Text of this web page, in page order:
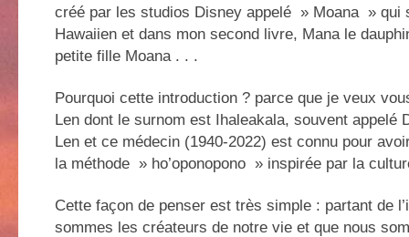
créé par les studios Disney appelé » Moana » qui
Hawaiien et dans mon second livre, Mana le
petite fille Moana . . .
Pourquoi cette introduction ? parce que je veux
Len dont le surnom est Ihaleakala, souvent appelé
Len et ce médecin (1940-2022) est connu pour
la méthode » ho’oponopono » inspirée par la
Cette façon de penser est très simple : partant de
sommes les créateurs de notre vie et que nous